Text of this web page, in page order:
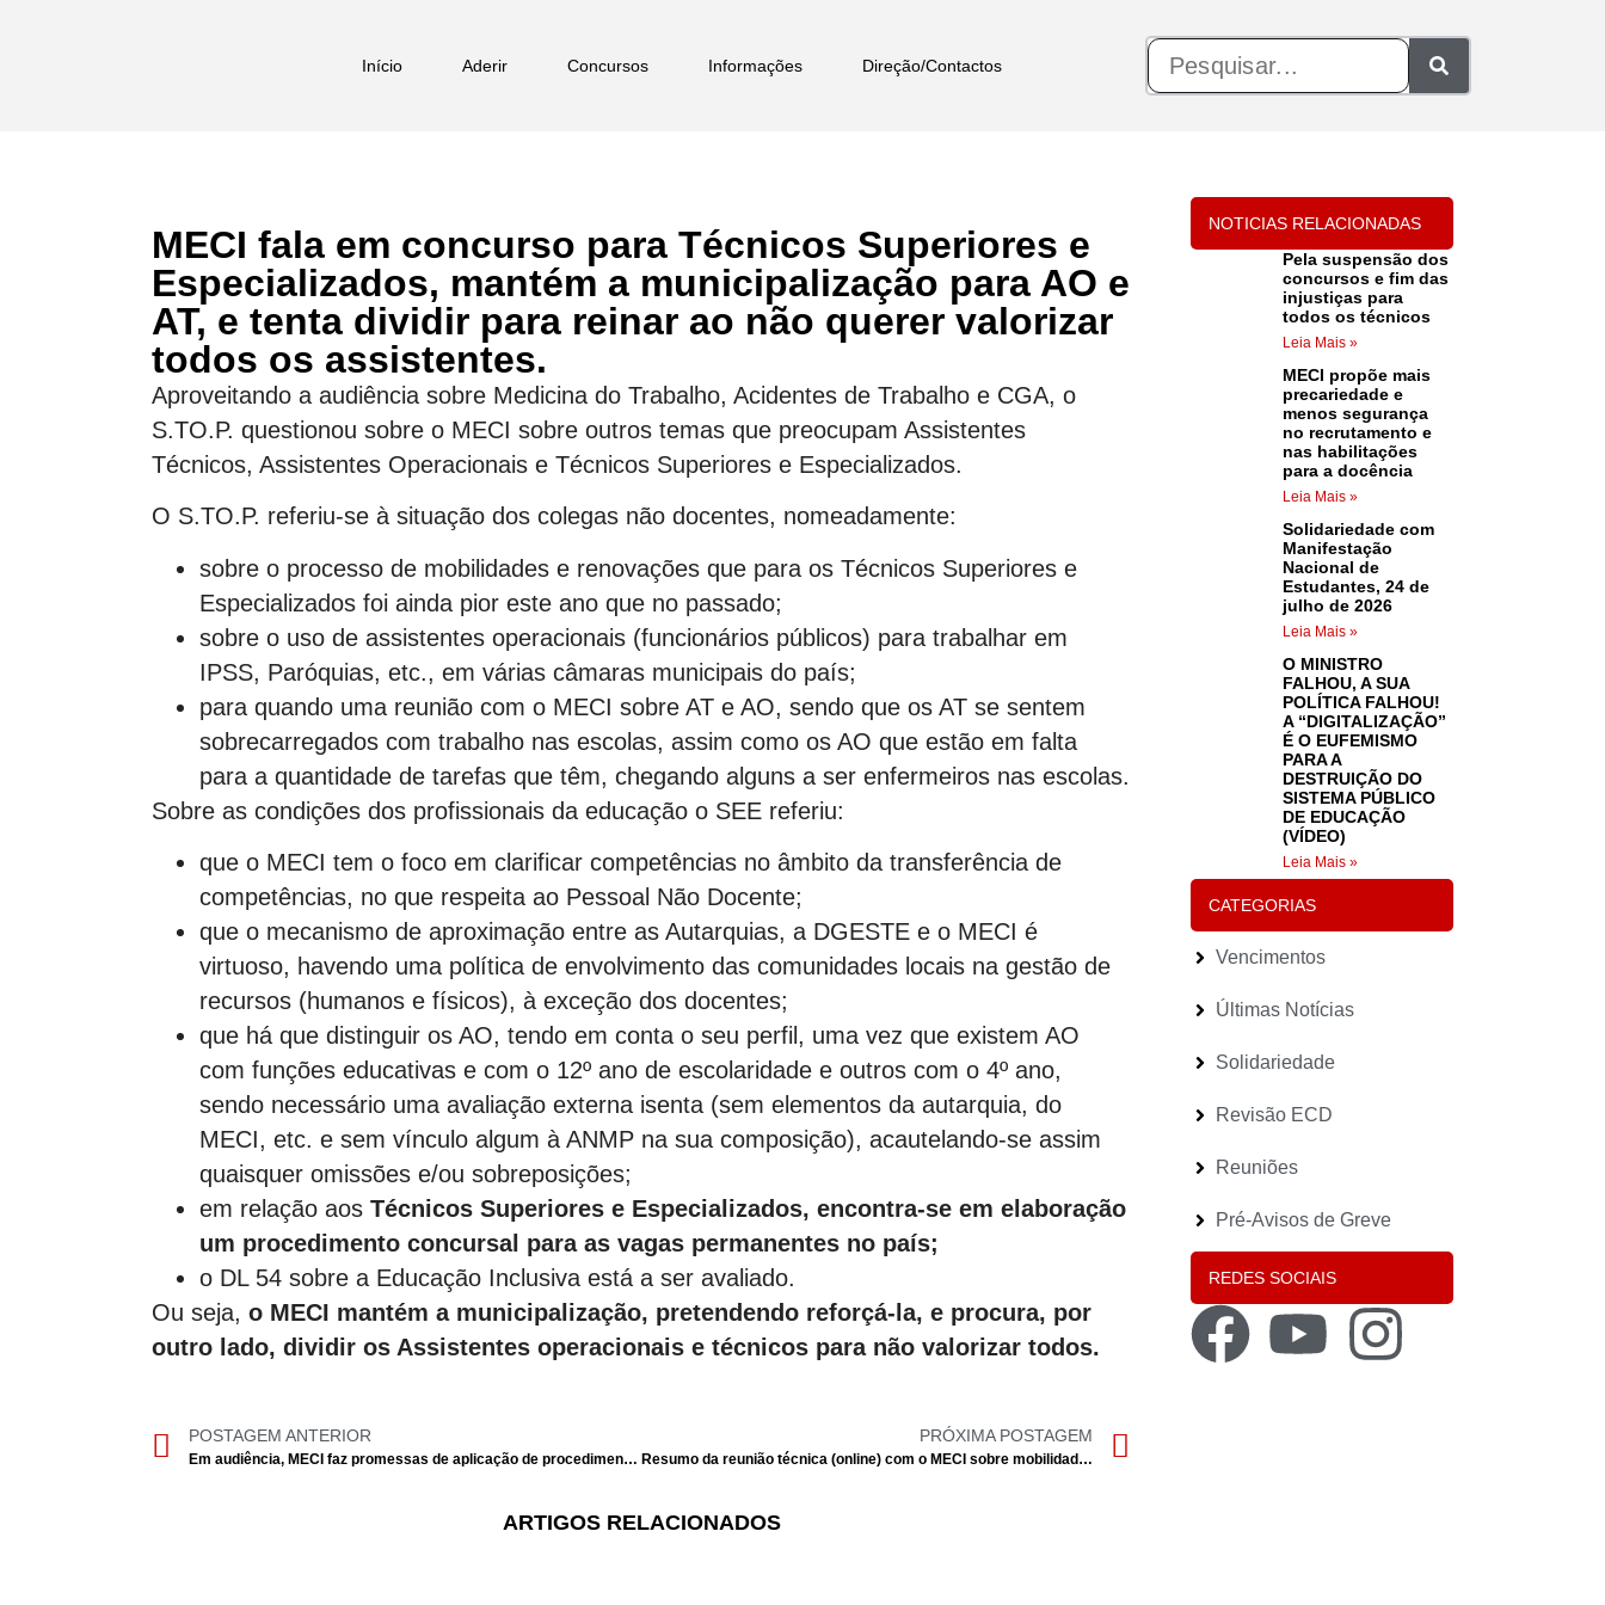
Início Aderir Concursos Informações Direção/Contactos
MECI fala em concurso para Técnicos Superiores e
Especializados, mantém a municipalização para AO e
AT, e tenta dividir para reinar ao não querer valorizar
todos os assistentes.
Aproveitando a audiência sobre Medicina do Trabalho, Acidentes de Trabalho e CGA, o
S.TO.P. questionou sobre o MECI sobre outros temas que preocupam Assistentes
Técnicos, Assistentes Operacionais e Técnicos Superiores e Especializados.
O S.TO.P. referiu-se à situação dos colegas não docentes, nomeadamente:
sobre o processo de mobilidades e renovações que para os Técnicos Superiores e
Especializados foi ainda pior este ano que no passado;
sobre o uso de assistentes operacionais (funcionários públicos) para trabalhar em
IPSS, Paróquias, etc., em várias câmaras municipais do país;
para quando uma reunião com o MECI sobre AT e AO, sendo que os AT se sentem
sobrecarregados com trabalho nas escolas, assim como os AO que estão em falta
para a quantidade de tarefas que têm, chegando alguns a ser enfermeiros nas escolas.
Sobre as condições dos profissionais da educação o SEE referiu:
que o MECI tem o foco em clarificar competências no âmbito da transferência de
competências, no que respeita ao Pessoal Não Docente;
que o mecanismo de aproximação entre as Autarquias, a DGESTE e o MECI é
virtuoso, havendo uma política de envolvimento das comunidades locais na gestão de
recursos (humanos e físicos), à exceção dos docentes;
que há que distinguir os AO, tendo em conta o seu perfil, uma vez que existem AO
com funções educativas e com o 12º ano de escolaridade e outros com o 4º ano,
sendo necessário uma avaliação externa isenta (sem elementos da autarquia, do
MECI, etc. e sem vínculo algum à ANMP na sua composição), acautelando-se assim
quaisquer omissões e/ou sobreposições;
em relação aos Técnicos Superiores e Especializados, encontra-se em elaboração
um procedimento concursal para as vagas permanentes no país;
o DL 54 sobre a Educação Inclusiva está a ser avaliado.
Ou seja, o MECI mantém a municipalização, pretendendo reforçá-la, e procura, por
outro lado, dividir os Assistentes operacionais e técnicos para não valorizar todos.
POSTAGEM ANTERIOR
Em audiência, MECI faz promessas de aplicação de procedimentos sobre Medicina do Trabalho e Acidentes em serviço… e foge de esclarecimentos sobre CGA!
PRÓXIMA POSTAGEM
Resumo da reunião técnica (online) com o MECI sobre mobilidades, no âmbito da revisão do ECD
ARTIGOS RELACIONADOS
NOTICIAS RELACIONADAS
Pela suspensão dos
concursos e fim das
injustiças para
todos os técnicos
Leia Mais »
MECI propõe mais
precariedade e
menos segurança
no recrutamento e
nas habilitações
para a docência
Leia Mais »
Solidariedade com
Manifestação
Nacional de
Estudantes, 24 de
julho de 2026
Leia Mais »
O MINISTRO
FALHOU, A SUA
POLÍTICA FALHOU!
A “DIGITALIZAÇÃO”
É O EUFEMISMO
PARA A
DESTRUIÇÃO DO
SISTEMA PÚBLICO
DE EDUCAÇÃO
(VÍDEO)
Leia Mais »
CATEGORIAS
Vencimentos
Últimas Notícias
Solidariedade
Revisão ECD
Reuniões
Pré-Avisos de Greve
REDES SOCIAIS